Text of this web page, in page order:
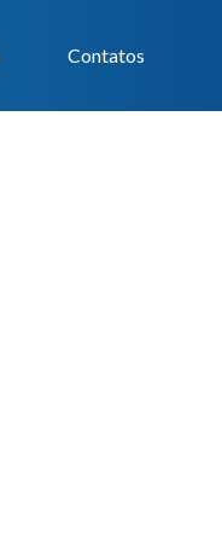
Contatos